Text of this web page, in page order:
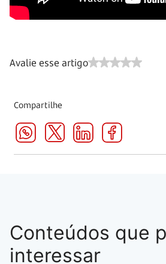
Avalie esse artigo
Compartilhe
Conteúdos que
interessar